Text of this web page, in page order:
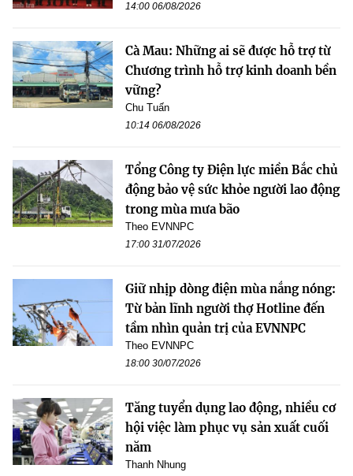
14:00 06/08/2026
Cà Mau: Những ai sẽ được hỗ trợ từ
Chương trình hỗ trợ kinh doanh bền
vững?
Chu Tuấn
10:14 06/08/2026
Tổng Công ty Điện lực miền Bắc chủ
động bảo vệ sức khỏe người lao động
trong mùa mưa bão
Theo EVNNPC
17:00 31/07/2026
Giữ nhịp dòng điện mùa nắng nóng:
Từ bản lĩnh người thợ Hotline đến
tầm nhìn quản trị của EVNNPC
Theo EVNNPC
18:00 30/07/2026
Tăng tuyển dụng lao động, nhiều cơ
hội việc làm phục vụ sản xuất cuối
năm
Thanh Nhung